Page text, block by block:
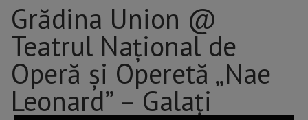
Grădina Union @
Teatrul Național de
Operă și Operetă „Nae
Leonard” – Galați